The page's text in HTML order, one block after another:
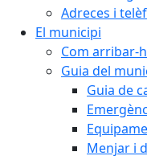
Adreces i
El municipi
Com arribar-
Guia del
Guia de
Menjar i